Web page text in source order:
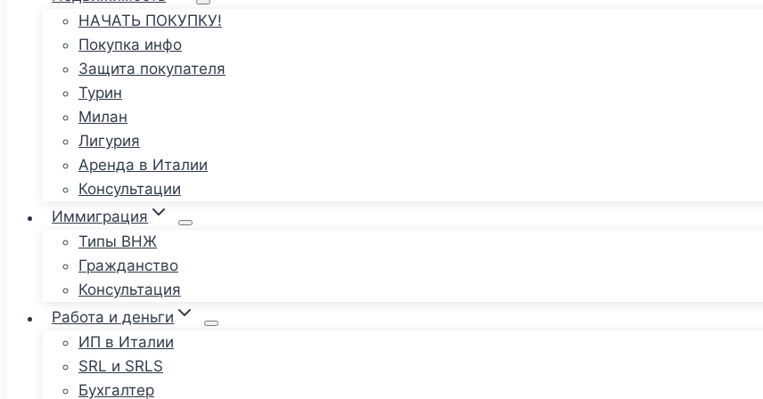
НАЧАТЬ ПОКУПКУ!
Покупка инфо
Защита покупателя
Турин
Милан
Лигурия
Аренда в Италии
Консультации
Иммиграция
Типы ВНЖ
Гражданство
Консультация
Работа и деньги
ИП в Италии
SRL и SRLS
Бухгалтер